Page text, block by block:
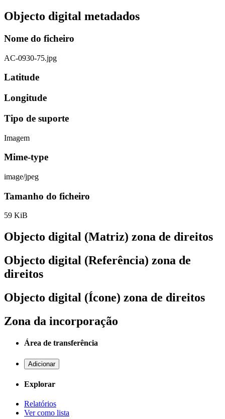
Objecto digital metadados
Nome do ficheiro
AC-0930-75.jpg
Latitude
Longitude
Tipo de suporte
Imagem
Mime-type
image/jpeg
Tamanho do ficheiro
59 KiB
Objecto digital (Matriz) zona de direitos
Objecto digital (Referência) zona de
direitos
Objecto digital (Ícone) zona de direitos
Zona da incorporação
Área de transferência
Adicionar
Explorar
Relatórios
Ver como lista